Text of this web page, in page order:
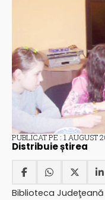
PUBLICAT PE : 1 AUGUST
Distribuie știrea
Biblioteca Judeţeană